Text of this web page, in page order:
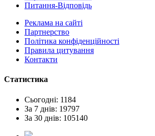
Питання-Відповідь
Реклама на сайтi
Партнерство
Політика конфіденційності
Правила цитування
Контакти
Статистика
Сьогодні: 1184
За 7 днів: 19797
За 30 днів: 105140